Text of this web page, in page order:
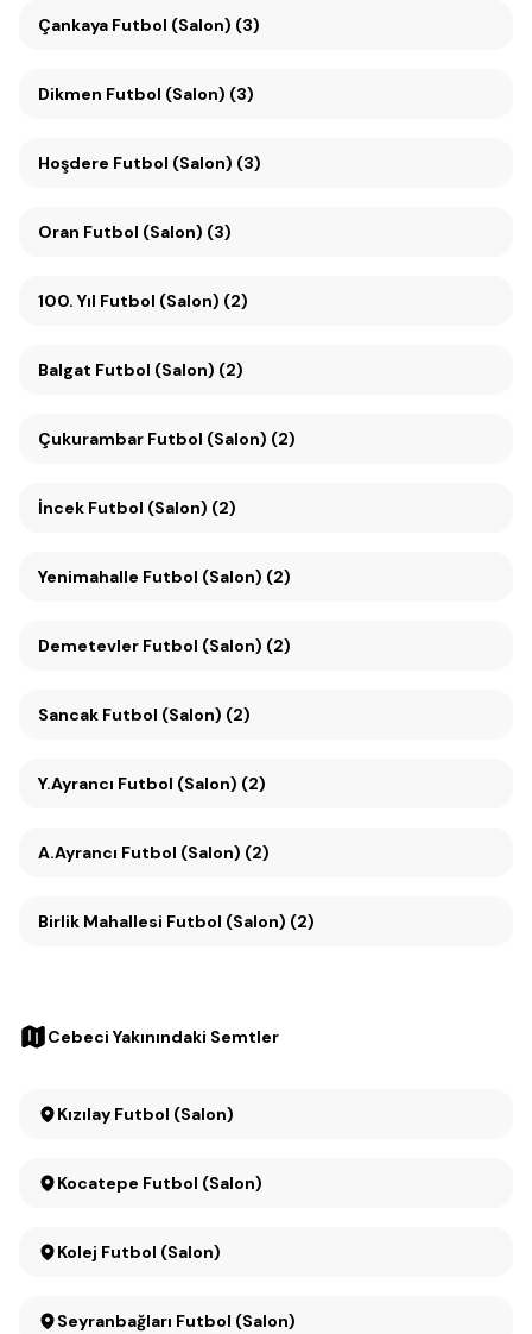
Çankaya Futbol (Salon) (3)
Dikmen Futbol (Salon) (3)
Hoşdere Futbol (Salon) (3)
Oran Futbol (Salon) (3)
100. Yıl Futbol (Salon) (2)
Balgat Futbol (Salon) (2)
Çukurambar Futbol (Salon) (2)
İncek Futbol (Salon) (2)
Yenimahalle Futbol (Salon) (2)
Demetevler Futbol (Salon) (2)
Sancak Futbol (Salon) (2)
Y.Ayrancı Futbol (Salon) (2)
A.Ayrancı Futbol (Salon) (2)
Birlik Mahallesi Futbol (Salon) (2)
Cebeci Yakınındaki Semtler
Kızılay Futbol (Salon)
Kocatepe Futbol (Salon)
Kolej Futbol (Salon)
Seyranbağları Futbol (Salon)